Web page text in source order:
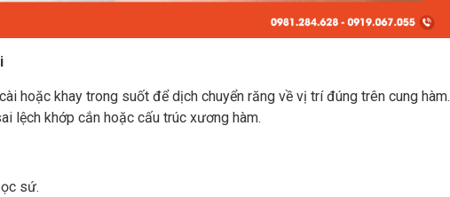
hoặc khay trong suốt để dịch chuyển răng về vị trí đúng trên cung hàm.
lệch khớp cắn hoặc cấu trúc xương hàm.
sứ.